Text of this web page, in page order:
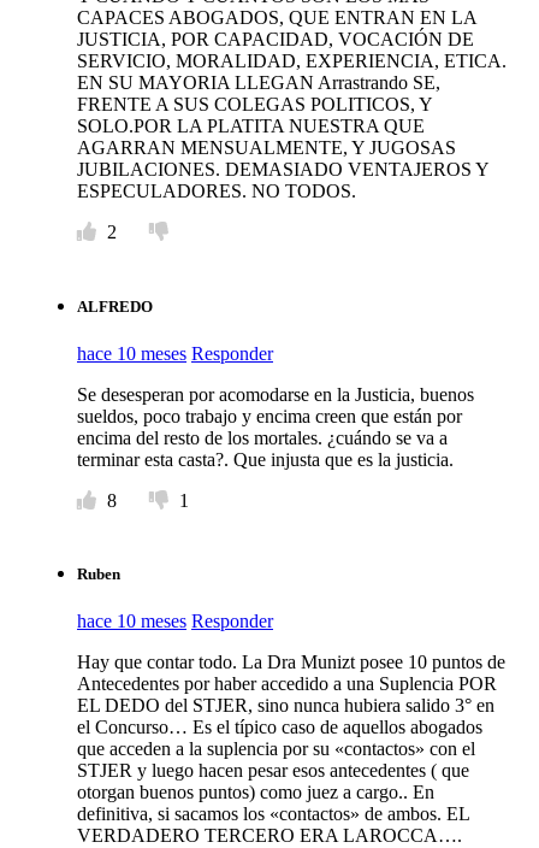
CAPACES ABOGADOS, QUE ENTRAN EN LA
JUSTICIA, POR CAPACIDAD, VOCACIÓN DE
SERVICIO, MORALIDAD, EXPERIENCIA, ETICA.
EN SU MAYORIA LLEGAN Arrastrando SE,
FRENTE A SUS COLEGAS POLITICOS, Y
SOLO.POR LA PLATITA NUESTRA QUE
AGARRAN MENSUALMENTE, Y JUGOSAS
JUBILACIONES. DEMASIADO VENTAJEROS Y
ESPECULADORES. NO TODOS.
2
ALFREDO
hace 10 meses Responder
Se desesperan por acomodarse en la Justicia, buenos
sueldos, poco trabajo y encima creen que están por
encima del resto de los mortales. ¿cuándo se va a
terminar esta casta?. Que injusta que es la justicia.
8
1
Ruben
hace 10 meses Responder
Hay que contar todo. La Dra Munizt posee 10 puntos de
Antecedentes por haber accedido a una Suplencia POR
EL DEDO del STJER, sino nunca hubiera salido 3° en
el Concurso… Es el típico caso de aquellos abogados
que acceden a la suplencia por su «contactos» con el
STJER y luego hacen pesar esos antecedentes ( que
otorgan buenos puntos) como juez a cargo.. En
definitiva, si sacamos los «contactos» de ambos. EL
VERDADERO TERCERO ERA LAROCCA….